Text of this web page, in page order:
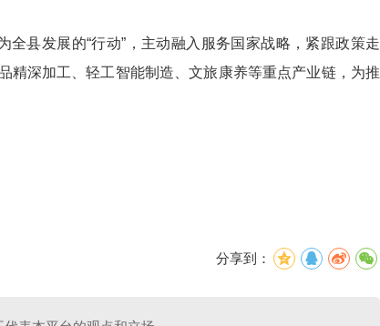
全县发展的“行动”，主动融入服务国家战略，紧跟政策走
精深加工、轻工智能制造、文旅康养等重点产业链，为推
分享到：